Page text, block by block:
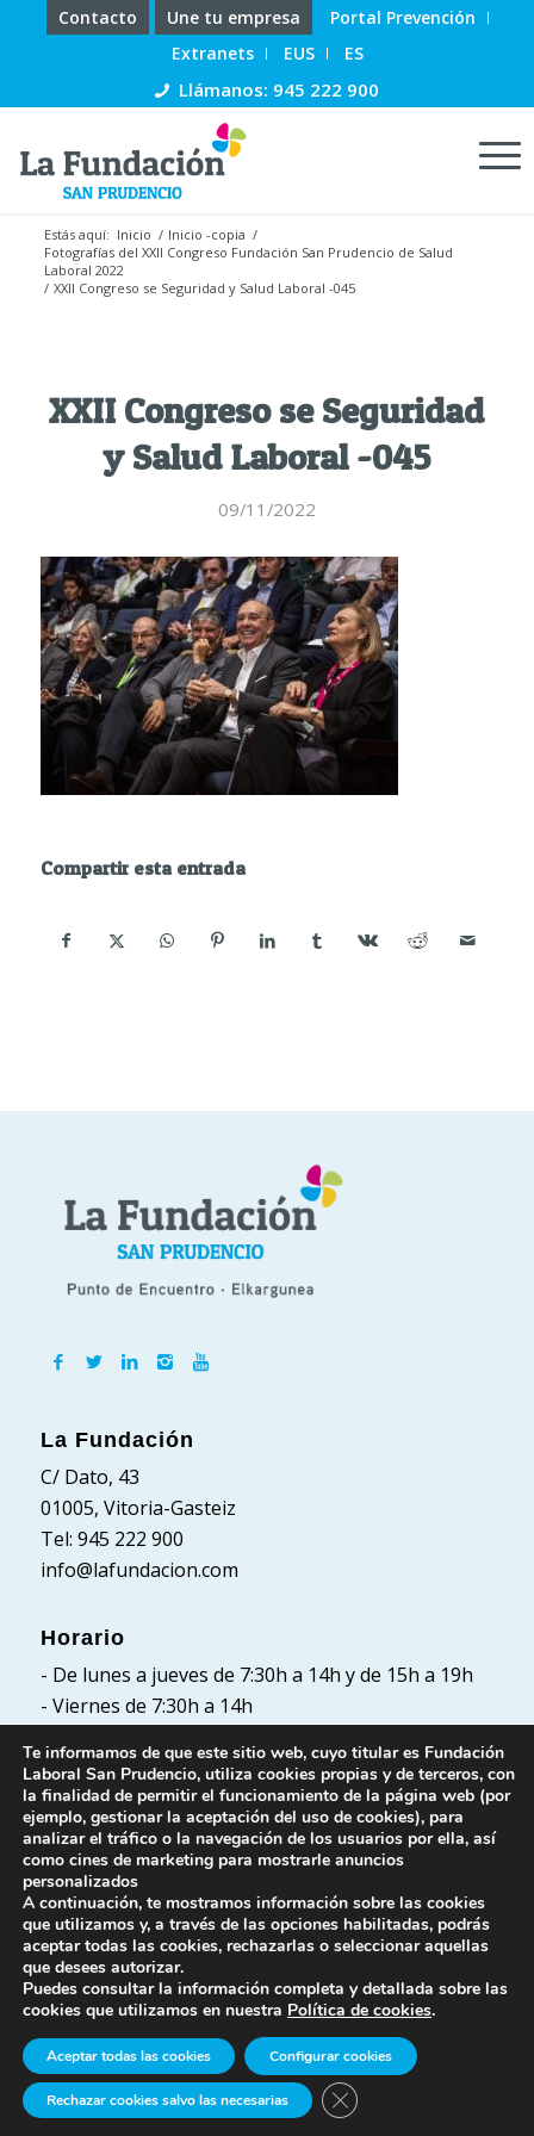
Contacto Une tu empresa
Portal Prevención
Extranets
EUS ES
Llámanos: 945 222 900
Estás aquí: Inicio / Inicio -copia /
Fotografías del XXII Congreso Fundación San Prudencio de Salud
Laboral 2022
/ XXII Congreso se Seguridad y Salud Laboral -045
XXII Congreso se Seguridad
y Salud Laboral -045
09/11/2022
Compartir esta entrada
La Fundación
C/ Dato, 43
01005, Vitoria-Gasteiz
Tel: 945 222 900
info@lafundacion.com
Horario
- De lunes a jueves de 7:30h a 14h y de 15h a 19h
- Viernes de 7:30h a 14h
Políticas
Política de Privacidad
Política de cookies
Aviso Legal
© Fundación Laboral San Prudencio. Todos los
derechos reservados.
Te informamos de que este sitio web, cuyo titular es Fundación
Laboral San Prudencio, utiliza cookies propias y de terceros, con
la finalidad de permitir el funcionamiento de la página web (por
ejemplo, gestionar la aceptación del uso de cookies), para
analizar el tráfico o la navegación de los usuarios por ella, así
como cines de marketing para mostrarle anuncios
personalizados
A continuación, te mostramos información sobre las cookies
que utilizamos y, a través de las opciones habilitadas, podrás
aceptar todas las cookies, rechazarlas o seleccionar aquellas
que desees autorizar.
Puedes consultar la información completa y detallada sobre las
cookies que utilizamos en nuestra Política de cookies.
Aceptar todas las cookies
Rechazar cookies salvo las necesarias
Configurar cookies
Cerrar el banner de